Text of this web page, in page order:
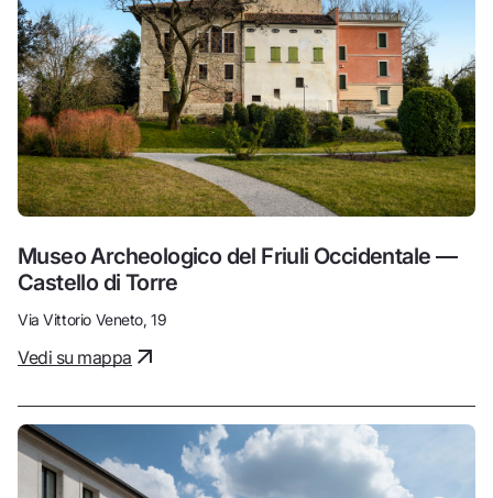
Museo Archeologico del Friuli Occidentale —
Castello di Torre
Via Vittorio Veneto, 19
Vedi su mappa